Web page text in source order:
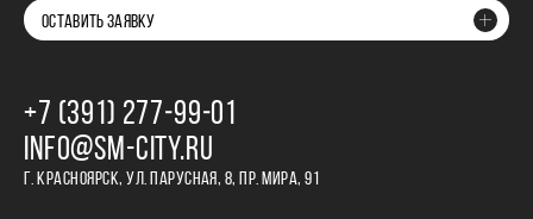
ОСТАВИТЬ ЗАЯВКУ
+7 (391) 277‒99‒01
INFO@SM-CITY.RU
Г. КРАСНОЯРСК, УЛ. ПАРУСНАЯ, 8, ПР. МИРА, 91